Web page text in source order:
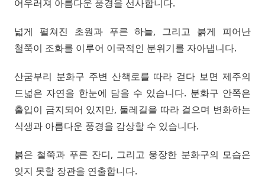
어우러져 아름다운 풍경을 선사합니다.
넓게 펼쳐진 초원과 푸른 하늘, 그리고 붉게 피어난
철쭉이 조화를 이루어 이국적인 분위기를 자아냅니다.
산굼부리 분화구 주변 산책로를 따라 걷다 보면 제주의
드넓은 자연을 한눈에 담을 수 있습니다. 분화구 안쪽은
출입이 금지되어 있지만, 둘레길을 따라 걸으며 변화하는
식생과 아름다운 풍경을 감상할 수 있습니다.
붉은 철쭉과 푸른 잔디, 그리고 웅장한 분화구의 모습은
잊지 못할 장관을 연출합니다.